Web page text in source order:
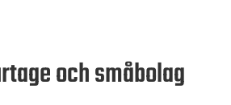
och småbolag